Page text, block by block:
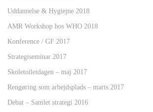
Uddannelse & Hygiejne 2018
AMR Workshop hos WHO 2018
Konference / GF 2017
Strategiseminar 2017
Skoletoiletdagen – maj 2017
Rengøring som arbejdsplads – marts 2017
Debat – Samlet strategi 2016